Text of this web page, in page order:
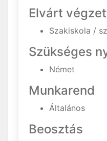
Elvárt
Szakiskola /
Szükséges
Német
Munkarend
Általános
Beosztás